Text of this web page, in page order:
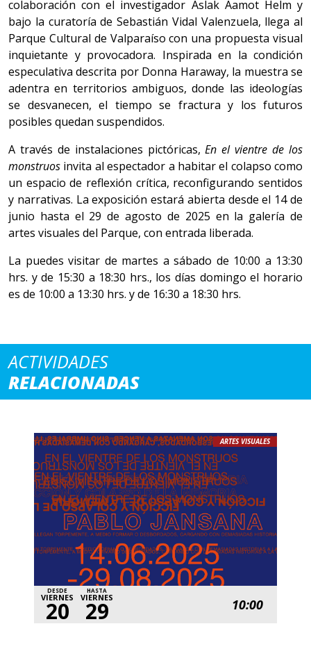
colaboración con el investigador Aslak Aamot Helm y
bajo la curatoría de Sebastián Vidal Valenzuela, llega al
Parque Cultural de Valparaíso con una propuesta visual
inquietante y provocadora. Inspirada en la condición
especulativa descrita por Donna Haraway, la muestra se
adentra en territorios ambiguos, donde las ideologías
se desvanecen, el tiempo se fractura y los futuros
posibles quedan suspendidos.
A través de instalaciones pictóricas,En el vientre de los
monstruos invita al espectador a habitar el colapso como
un espacio de reflexión crítica, reconfigurando sentidos
y narrativas. La exposición estará abierta desde el 14 de
junio hasta el 29 de agosto de 2025 en la galería de
artes visuales del Parque, con entrada liberada.
La puedes visitar de martes a sábado de 10:00 a 13:30
hrs. y de 15:30 a 18:30 hrs., los días domingo el horario
es de 10:00 a 13:30 hrs. y de 16:30 a 18:30 hrs.
ACTIVIDADES
RELACIONADAS
ARTES VISUALES
DESDE
VIERNES
20
HASTA
VIERNES
29 10:00